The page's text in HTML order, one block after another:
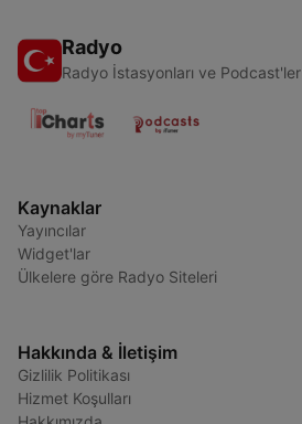
Radyo
Radyo İstasyonları ve Podcast'ler
Kaynaklar
Yayıncılar
Widget'lar
Ülkelere göre Radyo Siteleri
Hakkında & İletişim
Gizlilik Politikası
Hizmet Koşulları